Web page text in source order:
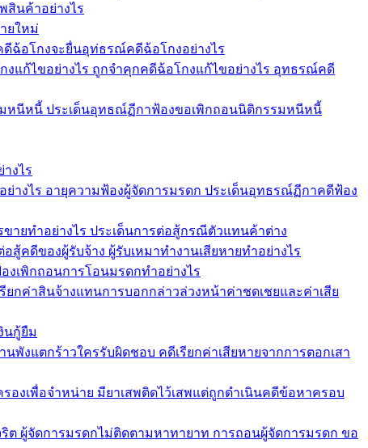
สินค้าอย่างไร
ยใหม่
ฉ้อโกงจะยื่นอุท่ธรณ์คดีฉ้อโกงอย่างไร
แก้ไขอย่างไร ถูกจำคุกคดีฉ้อโกงแก้ไขอย่างไร อุทธรณ์คดี
หนีหนี้ ประเด็นอุทธณ์ฏีกาฟ้องขอเพิกถอนนิติกรรมหนีหนี้
งไร
างไร อายุความฟ้องผู้จัดการมรดก ประเด็นอุทธรณ์ฏีกาคดีฟ้อง
ายทำอย่างไร ประเด็นการต่อสู้กรณีตัวแทนค้าต่าง
คดีของผู้รับจ้าง ผู้รับเหมาทำงานเสียหายทำอย่างไร
เพิกถอนการโอนมรดกทำอย่างไร
ยกค่าสินจ้างแทนการบอกกล่าวล่วงหน้าค่าชดเชยและค่าเสีย
นกู้ยืม
พังแตกร้าวใครรับผิดชอบ คดีเรียกค่าเสียหายจากการตอกเสา
งเพื่อจำหน่าย มียาเสพติดไว้เสพแต่ถูกดำเนินคดีข้อหาครอบ
ต ผู้จัดการมรดกไม่ติดตามหาทายาท การถอนผู้จัดการมรดก ขอ